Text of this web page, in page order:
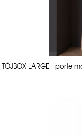
TÖJBOX LARGE - porte